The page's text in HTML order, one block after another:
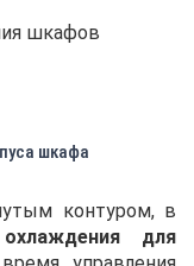
шкафа
контуром, в
для